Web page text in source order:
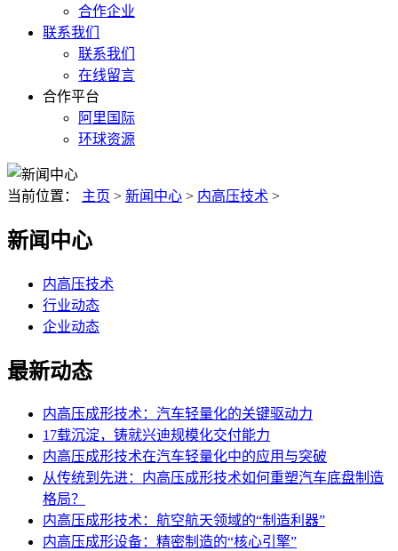
合作企业
联系我们
联系我们
在线留言
合作平台
阿里国际
环球资源
当前位置： 主页 > 新闻中心 > 内高压技术 >
新闻中心
内高压技术
行业动态
企业动态
最新动态
内高压成形技术：汽车轻量化的关键驱动力
17载沉淀，铸就兴迪规模化交付能力
内高压成形技术在汽车轻量化中的应用与突破
从传统到先进：内高压成形技术如何重塑汽车底盘制造
格局？
内高压成形技术：航空航天领域的“制造利器”
内高压成形设备：精密制造的“核心引擎”